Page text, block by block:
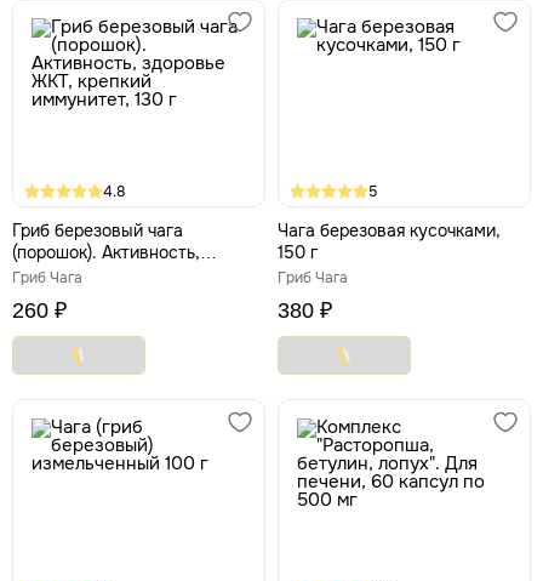
4.8
Гриб березовый чага
(порошок). Активность,
здоровье ЖКТ, крепкий
Гриб Чага
260 ₽
5
Чага березовая кусочками,
150 г
Гриб Чага
380 ₽